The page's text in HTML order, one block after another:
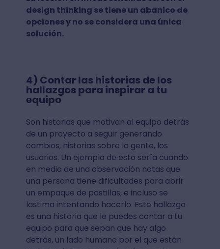
design thinking se tiene un abanico de
opciones y no se considera una única
solución.
4) Contar las historias de los
hallazgos para inspirar a tu
equipo
Son historias que motivan al equipo detrás
de un proyecto a seguir generando
cambios, historias sobre la gente, los
usuarios. Un ejemplo de esto sería cuando
en medio de una observación notas que
una persona tiene dificultades para abrir
un empaque de pastillas, e incluso se
lastima intentando hacerlo. Este hallazgo
es una historia que le puedes contar a tu
equipo para que sepan que hay algo
detrás, un lado humano por el que están